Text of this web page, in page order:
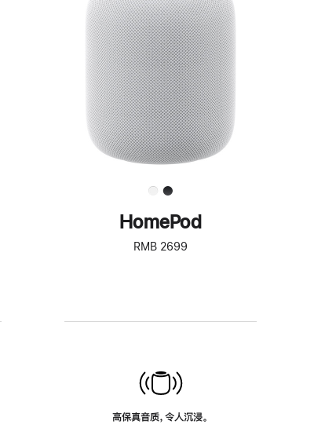
步
了
解
HomePod<
HomePod
RMB 2699
高保真音质，令人沉浸。